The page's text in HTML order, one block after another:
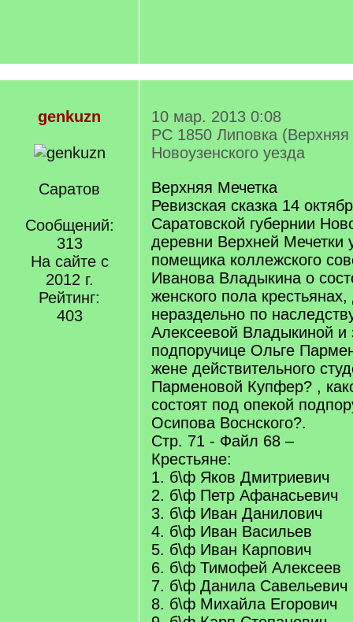
genkuzn
Саратов
Сообщений:
313
На сайте с
2012 г.
Рейтинг:
403
10 мар. 2013 0:08
РС 1850 Липовка (Верхняя
Новоузенского уезда
Верхняя Мечетка
Ревизская сказка 14
Саратовской губернии
деревни Верхней Мечетки
помещика коллежского
Иванова Владыкина о
женского пола
нераздельно по
Алексеевой Владыкиной
подпоручице Ольге
жене действительного
Парменовой Купфер? ,
состоят под опекой
Осипова Воснского?.
Стр. 71 - Файл 68 –
Крестьяне:
1. б\ф Яков Дмитриевич
2. б\ф Петр Афанасьевич
3. б\ф Иван Данилович
4. б\ф Иван Васильев
5. б\ф Иван Карпович
6. б\ф Тимофей Алексеев
7. б\ф Данила Савельевич
8. б\ф Михайла Егорович